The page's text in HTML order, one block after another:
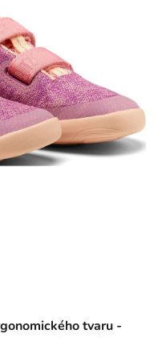
tvaru -